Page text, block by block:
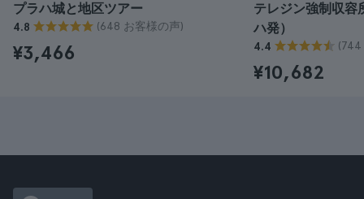
プラハ城と地区ツアー
4.8 (648 お客様の声)
¥3,466
テレジン強制収容
ハ発）
4.4 (744
¥10,682